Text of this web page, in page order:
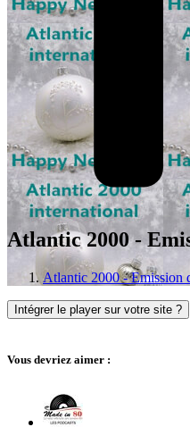
Atlantic 2000 -
Atlantic 2000 - Emission
Intégrer le player sur votre site ?
Vous devriez aimer :